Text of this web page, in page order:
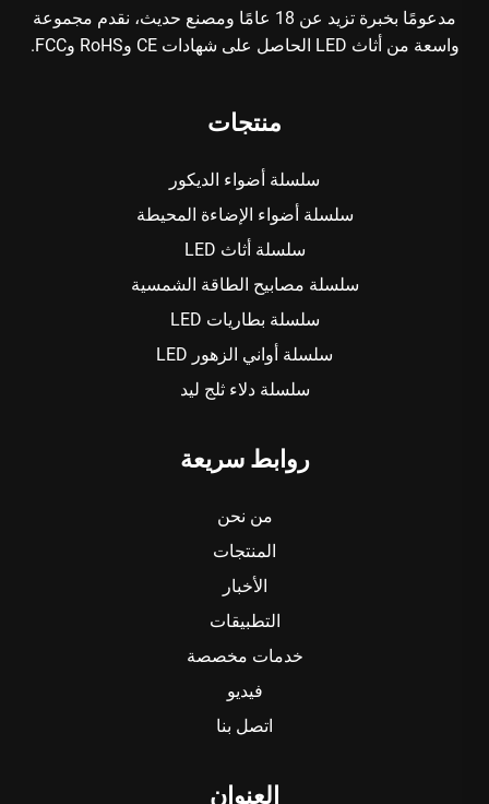
مدعومًا بخبرة تزيد عن 18 عامًا ومصنع حديث، نقدم مجموعة
واسعة من أثاث LED الحاصل على شهادات CE وRoHS وFCC.
منتجات
سلسلة أضواء الديكور
سلسلة أضواء الإضاءة المحيطة
سلسلة أثاث LED
سلسلة مصابيح الطاقة الشمسية
سلسلة بطاريات LED
سلسلة أواني الزهور LED
سلسلة دلاء ثلج ليد
روابط سريعة
من نحن
المنتجات
الأخبار
التطبيقات
خدمات مخصصة
فيديو
اتصل بنا
العنوان